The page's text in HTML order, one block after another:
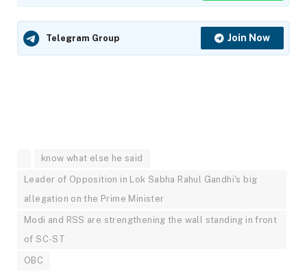
Telegram Group Join Now
know what else he said
Leader of Opposition in Lok Sabha Rahul Gandhi's big
allegation on the Prime Minister
Modi and RSS are strengthening the wall standing in front
of SC-ST
OBC